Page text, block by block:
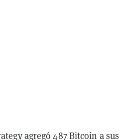
agregó 487 Bitcoin a sus